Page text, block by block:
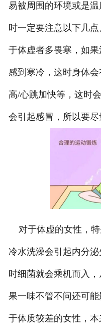
易被周围的环境或是
时一定要注意以下几
于体虚者多畏寒，如
感到寒冷，这时身体
高/心跳加快等，这时
会引起感冒，所以要尽
对于体虚的女性，特
冷水洗澡会引起内分
时细菌就会乘机而入
果一味不管不问还可
于体质较差的女性，